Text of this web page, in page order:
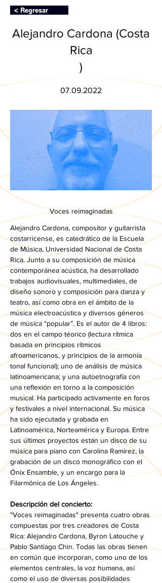
< Regresar
Alejandro Cardona (Costa
Rica
)
07.09.2022
Voces reimaginadas
Alejandro Cardona, compositor y guitarrista
costarricense, es catedrático de la Escuela
de Música, Universidad Nacional de Costa
Rica. Junto a su composición de música
contemporánea acústica, ha desarrollado
trabajos audiovisuales, multimediales, de
diseño sonoro y composición para danza y
teatro, así como obra en el ámbito de la
música electroacústica y diversos géneros
de música “popular”. Es el autor de 4 libros:
dos en el campo téorico (lectura rítmica
basada en principios rítmicos
afroamericanos, y principios de la armonía
tonal funcional); uno de análisis de música
latinoamericana; y una autoetnografía con
una reflexión en torno a la composición
musical. Ha participado activamente en foros
y festivales a nivel internacional. Su música
ha sido ejecutada y grabada en
Latinoamérica, Norteamérica y Europa. Entre
sus últimos proyectos están un disco de su
música para piano con Carolina Ramírez, la
grabación de un disco monográfico con el
Ónix Ensamble, y un encargo para la
Filarmónica de Los Ángeles.
Descripción del concierto:
"Voces reimaginadas" presenta cuatro obras
compuestas por tres creadores de Costa
Rica: Alejandro Cardona, Byron Latouche y
Pablo Santiago Chin. Todas las obras tienen
en común que incorporan, como uno de los
elementos centrales, la voz humana, así
como el uso de diversas posibilidades